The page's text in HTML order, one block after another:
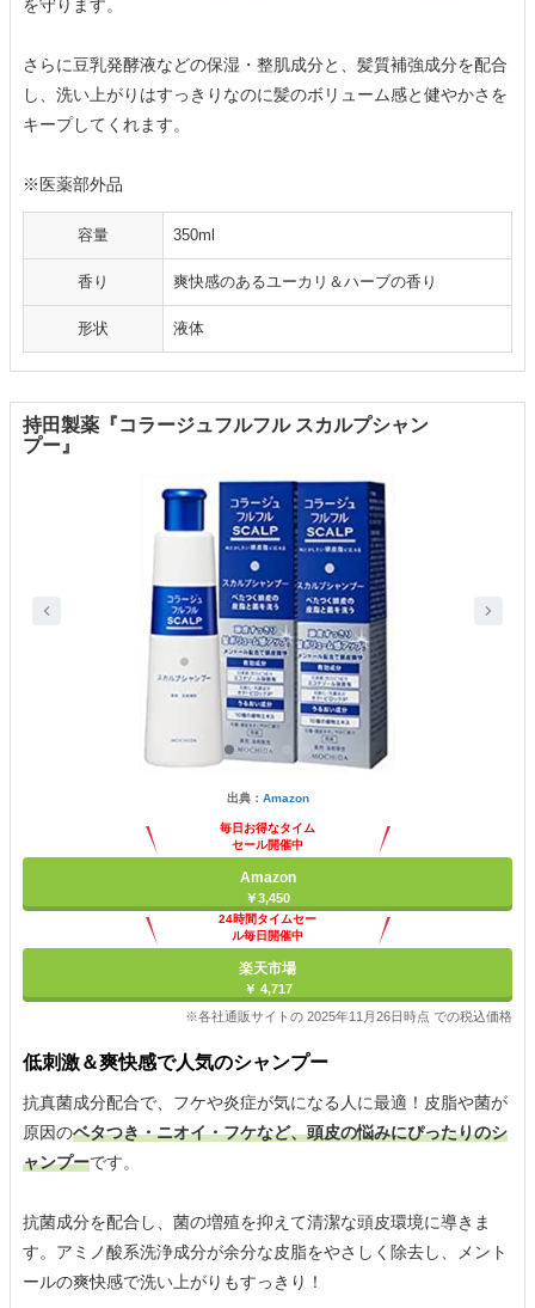
を守ります。
さらに豆乳発酵液などの保湿・整肌成分と、髪質補強成分を配合
し、洗い上がりはすっきりなのに髪のボリューム感と健やかさを
キープしてくれます。
※医薬部外品
容量 350ml
香り 爽快感のあるユーカリ＆ハーブの香り
形状 液体
持田製薬『コラージュフルフル スカルプシャン
プー』
出典： Amazon
毎日お得なタイム
セール開催中
Amazon
￥3,450
24時間タイムセー
ル毎日開催中
楽天市場
￥ 4,717
※各社通販サイトの 2025年11月26日時点 での税込価格
低刺激＆爽快感で人気のシャンプー
抗真菌成分配合で、フケや炎症が気になる人に最適！皮脂や菌が
原因のベタつき・ニオイ・フケなど、頭皮の悩みにぴったりのシ
ャンプーです。
抗菌成分を配合し、菌の増殖を抑えて清潔な頭皮環境に導きま
す。アミノ酸系洗浄成分が余分な皮脂をやさしく除去し、メント
ールの爽快感で洗い上がりもすっきり！